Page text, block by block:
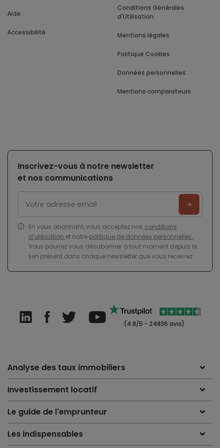
Aide
Accessibilité
Conditions Générales
d'Utilisation
Mentions légales
Politique Cookies
Données personnelles
Mentions comparateurs
Inscrivez-vous à notre newsletter
et nos communications
En vous abonnant, vous acceptez nos conditions
d’utilisation et notre politique de données personnelles .
Vous pourrez vous désabonner à tout moment depuis le
lien présent dans chaque newsletter que vous recevrez.
(4.8/5 - 24836 avis)
Analyse des taux immobiliers
Investissement locatif
Le guide de l'emprunteur
Les indispensables